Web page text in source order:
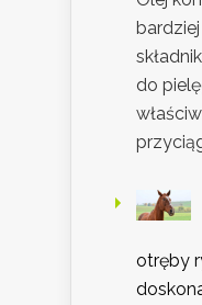
do
otręby